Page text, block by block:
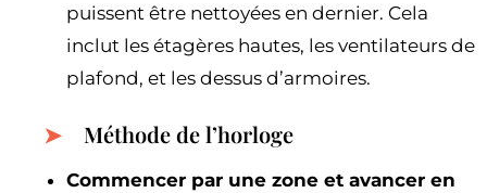
puissent être nettoyées en dernier. Cela
inclut les étagères hautes, les ventilateurs de
plafond, et les dessus d’armoires.
Méthode de l’horloge
Commencer par une zone et avancer en